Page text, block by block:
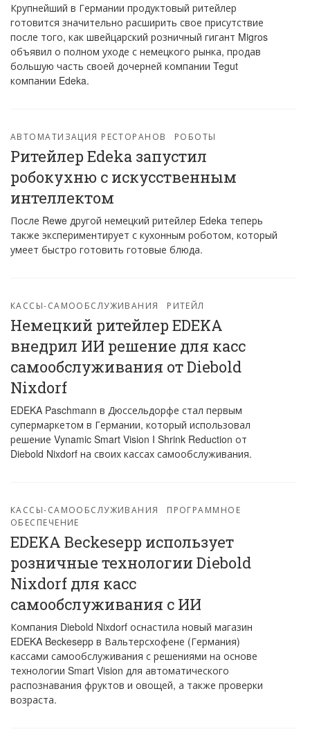
Крупнейший в Германии продуктовый ритейлер
готовится значительно расширить свое присутствие
после того, как швейцарский розничный гигант Migros
объявил о полном уходе с немецкого рынка, продав
большую часть своей дочерней компании Tegut
компании Edeka.
АВТОМАТИЗАЦИЯ РЕСТОРАНОВ РОБОТЫ
Ритейлер Edeka запустил
робокухню с искусственным
интеллектом
После Rewe другой немецкий ритейлер Edeka теперь
также экспериментирует с кухонным роботом, который
умеет быстро готовить готовые блюда.
КАССЫ-САМООБСЛУЖИВАНИЯ РИТЕЙЛ
Немецкий ритейлер EDEKA
внедрил ИИ решение для касс
самообслуживания от Diebold
Nixdorf
EDEKA Paschmann в Дюссельдорфе стал первым
супермаркетом в Германии, который использовал
решение Vynamic Smart Vision I Shrink Reduction от
Diebold Nixdorf на своих кассах самообслуживания.
КАССЫ-САМООБСЛУЖИВАНИЯ
ПРОГРАММНОЕ
ОБЕСПЕЧЕНИЕ
EDEKA Beckesepp использует
розничные технологии Diebold
Nixdorf для касс
самообслуживания с ИИ
Компания Diebold Nixdorf оснастила новый магазин
EDEKA Beckesepp в Вальтерсхофене (Германия)
кассами самообслуживания с решениями на основе
технологии Smart Vision для автоматического
распознавания фруктов и овощей, а также проверки
возраста.